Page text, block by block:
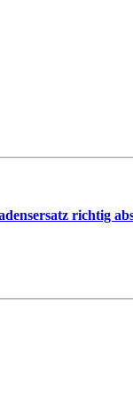
richtig